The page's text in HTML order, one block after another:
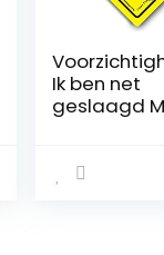
Ik ben net
geslaagd
Ik ben net